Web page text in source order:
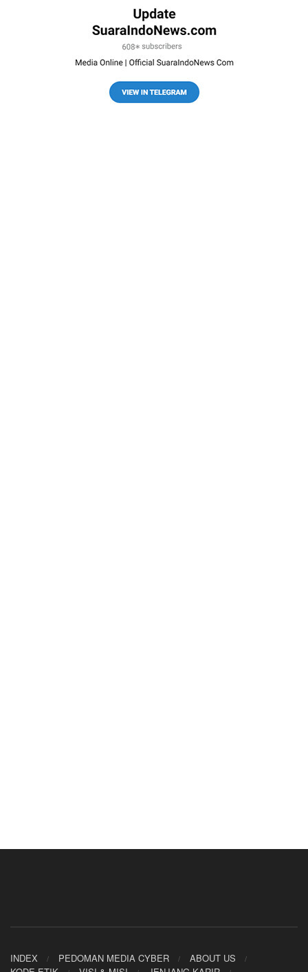
INDEX PEDOMAN MEDIA CYBER
ABOUT US